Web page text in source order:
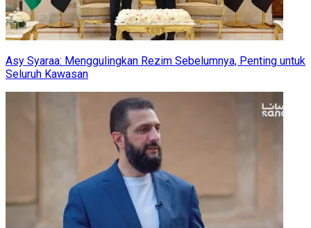
Asy Syaraa: Menggulingkan Rezim Sebelumnya, Penting untuk
Seluruh Kawasan